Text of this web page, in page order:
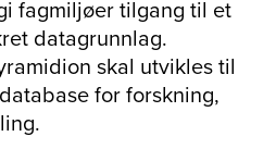
fagmiljøer tilgang til et
datagrunnlag.
skal utvikles til
for forskning,